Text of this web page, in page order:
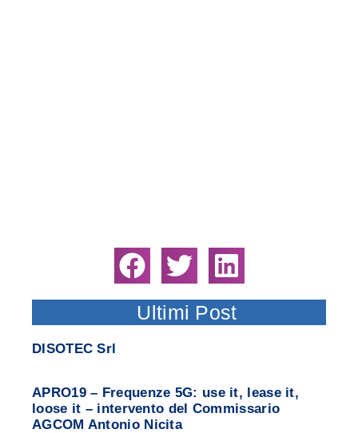
Ultimi Post
DISOTEC Srl
APRO19 – Frequenze 5G: use it, lease it,
loose it – intervento del Commissario
AGCOM Antonio Nicita